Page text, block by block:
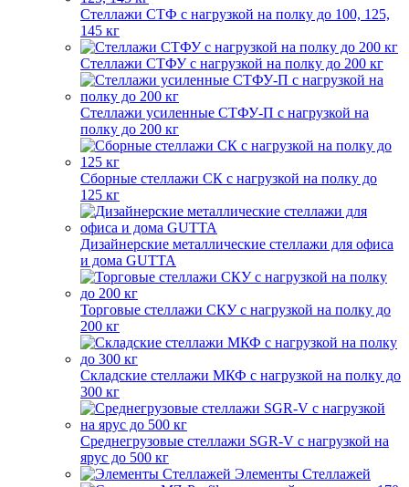
Стеллажи СТФ с нагрузкой на полку до 100, 125,
145 кг
Стеллажи СТФУ с нагрузкой на полку до 200 кг
Стеллажи усиленные СТФУ-П с нагрузкой на
полку до 200 кг
Сборные стеллажи СК с нагрузкой на полку до
125 кг
Дизайнерские металлические стеллажи для офиса
и дома GUTTA
Торговые стеллажи СКУ с нагрузкой на полку до
200 кг
Складские стеллажи МКФ с нагрузкой на полку до
300 кг
Среднегрузовые стеллажи SGR-V с нагрузкой на
ярус до 500 кг
Элементы Стеллажей